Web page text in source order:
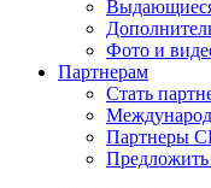
Фото и
Партнерам
Стать
Партнеры